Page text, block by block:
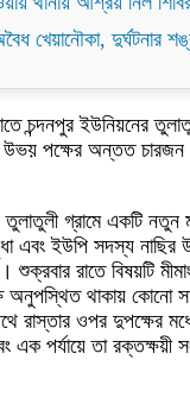
খেয়ানৌকা, দুর্ঘটনার
চন্দনপুর ইউনিয়নের
উভয় পক্ষের অন্তত
গ্রামে একটি নতুন
এবং ইউপি সদস্য নাছির
শুক্রবার রাতে বিষয়টি
অনুপস্থিত থাকায় কোনো
রাস্তার ওপর দুপক্ষের
পর্যায়ে তা রক্তক্ষয়ী